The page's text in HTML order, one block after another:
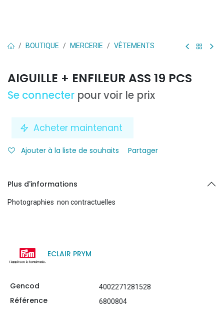
BOUTIQUE MERCERIE VÊTEMENTS
AIGUILLE + ENFILEUR ASS 19 PCS
Se connecter pour voir le prix
Acheter maintenant
Ajouter à la liste de souhaits Partager
Plus d'informations
Photographies non contractuelles
ECLAIR PRYM
Gencod 4002271281528
Référence 6800804